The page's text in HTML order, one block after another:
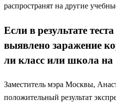
распространят на другие
Если в результате
выявлено заражение
ли класс или школа на
Заместитель мэра Москвы,
положительный результат